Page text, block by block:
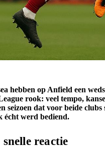
hebben op Anfield een
rook: veel tempo,
seizoen dat voor beide
écht werd bediend.
reactie